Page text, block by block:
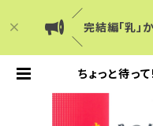
／
完結編「乳」
＼
ちょっと待っ